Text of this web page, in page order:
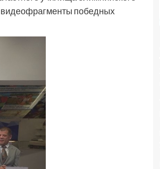
победных